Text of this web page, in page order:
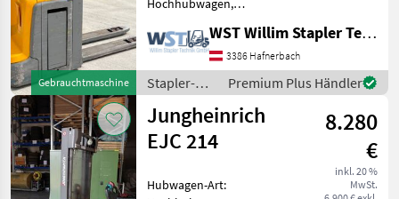
Gebrauchtmaschine
elektrisch Bauart:
Lagertechnik /
Hochhubwagen, Tragkraft:
1400kg, Hubhöhe: 4300mm,
Bauhöhe: 1890mm,
Gabellänge: 1150mm,
WST Willim Stapler Technik GmbH
3386 Hafnerbach
Stapler-
und
Lagertechnik
/
Jungheinrich
Premium Plus Händler
Jungheinrich
EJC 214
8.280
€
inkl. 20 %
MwSt.
Hubwagen-Art: